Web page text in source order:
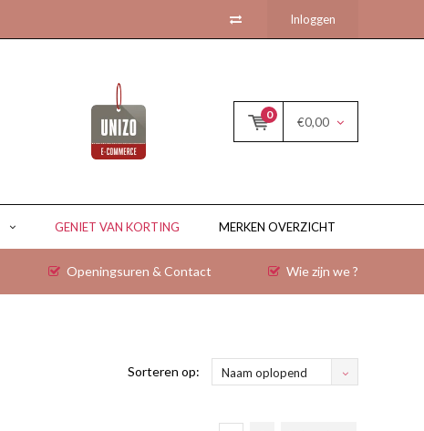
Inloggen
0
€0,00
GENIET VAN KORTING MERKEN OVERZICHT
Openingsuren & Contact Wie zijn we ?
Sorteren op: Naam oplopend